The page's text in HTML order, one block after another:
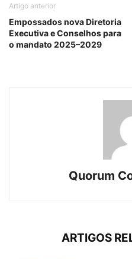
Artigo anterior
Empossados nova Diretoria
Executiva e Conselhos para
o mandato 2025–2029
Quorum
ARTIGOS